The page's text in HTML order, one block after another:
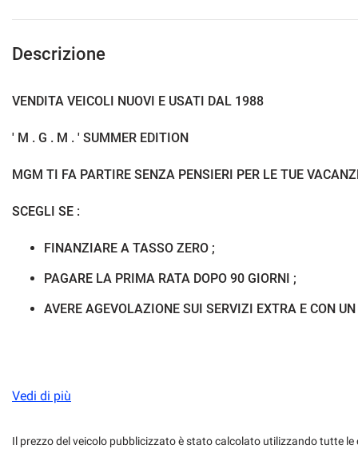
Interni in pelle
Kit fumatori Leve al volante
Regolazione elettrica sedili
Sedile posteriore sdoppiato Sedili sportivi
Descrizione
VENDITA VEICOLI NUOVI E USATI DAL 1988
' M . G . M . ' SUMMER EDITION
MGM TI FA PARTIRE SENZA PENSIERI PER LE TUE
SCEGLI SE :
FINANZIARE A TASSO ZERO ;
PAGARE LA PRIMA RATA DOPO 90 GIORNI ;
AVERE AGEVOLAZIONE SUI SERVIZI EXTRA E CON
Vedi di più
Il prezzo del veicolo pubblicizzato è stato calcolato utilizzando tutte